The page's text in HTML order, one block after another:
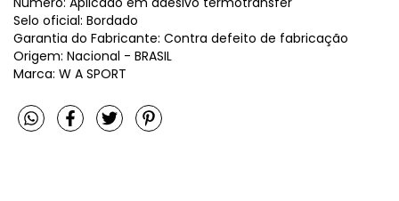
Selo oficial: Bordado
Garantia do Fabricante: Contra defeito de fabricação
Origem: Nacional - BRASIL
Marca: W A SPORT